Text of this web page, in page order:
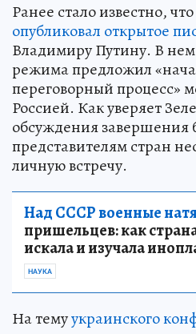
Ранее стало известно,
опубликовал открытое
Владимиру Путину. В нем
режима предложил
переговорный процесс»
Россией. Как уверяет
обсуждения завершения
представителям стран
личную встречу.
Над СССР военные
пришельцев: как
искала и изучала
НАУКА
На темуукраинского